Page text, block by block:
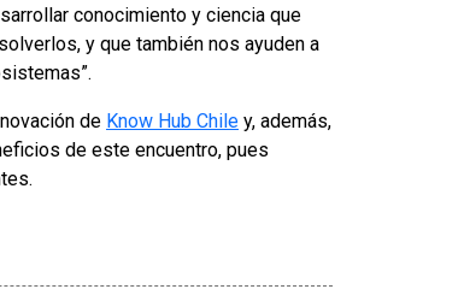
conocimiento y ciencia que
y que también nos ayuden a
de Know Hub Chile y, además,
de este encuentro, pues